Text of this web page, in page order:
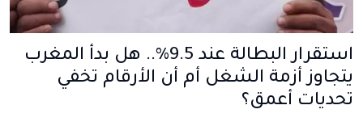
استقرار البطالة عند 9.5%.. هل بدأ المغرب
يتجاوز أزمة الشغل أم أن الأرقام تخفي
تحديات أعمق؟